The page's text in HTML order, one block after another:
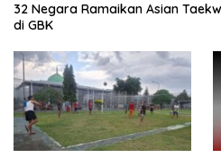
32 Negara Ramaikan Asian
di GBK